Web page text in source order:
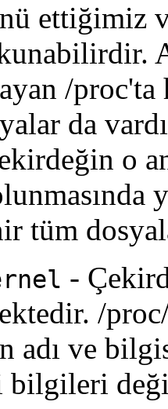
ettiğimiz
/
da
o
tüm
-
/
adı ve
bilgileri